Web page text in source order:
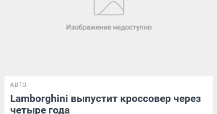
АВТО
Lamborghini выпустит кроссовер через
четыре года